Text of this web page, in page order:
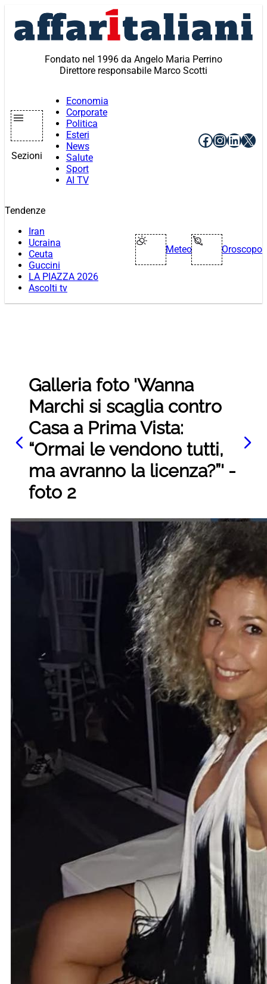
contenuto
Fondato nel 1996 da Angelo Maria Perrino
Direttore responsabile Marco Scotti
Sezioni
Economia
Corporate
Politica
Esteri
News
Salute
Sport
AI TV
Facebook
X
Tendenze
Iran
Ucraina
Ceuta
Guccini
LA PIAZZA 2026
Ascolti tv
Meteo Oroscopo
Galleria foto 'Wanna
Marchi si scaglia contro
Casa a Prima Vista:
“Ormai le vendono tutti,
ma avranno la licenza?”' -
foto 2